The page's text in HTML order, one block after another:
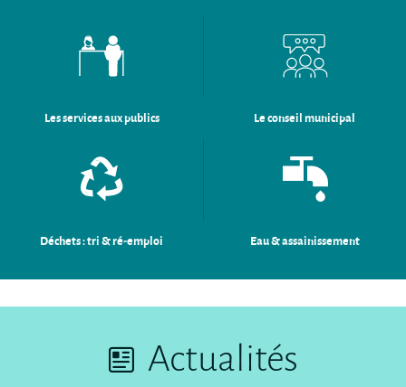
Les services aux publics Le conseil municipal
Déchets : tri & ré-emploi Eau & assainissement
Actualités